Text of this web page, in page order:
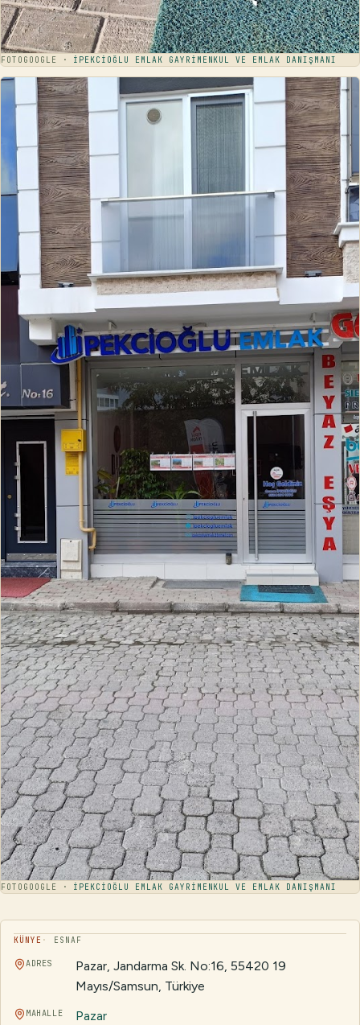
FOTO GOOGLE · İPEKCİOĞLU EMLAK GAYRİMENKUL VE EMLAK DANIŞMANI
FOTO GOOGLE · İPEKCİOĞLU EMLAK GAYRİMENKUL VE EMLAK DANIŞMANI
KÜNYE ESNAF
ADRES
Pazar, Jandarma Sk. No:16, 55420 19
Mayıs/Samsun, Türkiye
MAHALLE Pazar